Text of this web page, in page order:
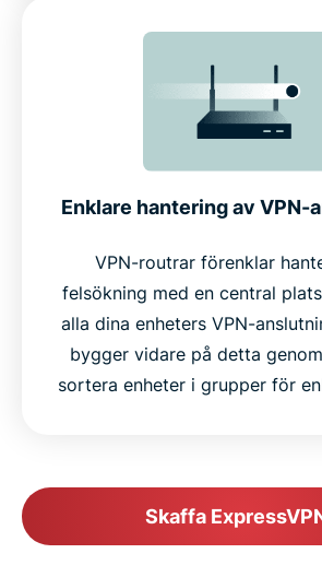
Enklare hantering av VPN-
VPN-routrar förenklar
felsökning med en central
alla dina enheters VPN-
bygger vidare på detta
sortera enheter i grupper för
Skaffa